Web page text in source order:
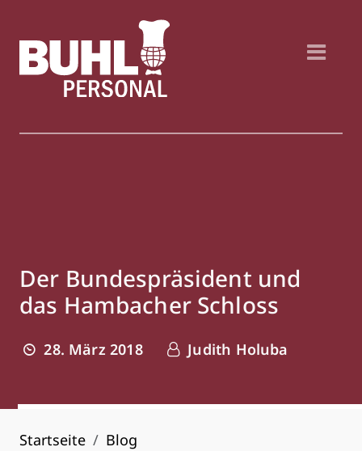
Der Bundespräsident und
das Hambacher Schloss
28. März 2018 Judith Holuba
Startseite
Blog